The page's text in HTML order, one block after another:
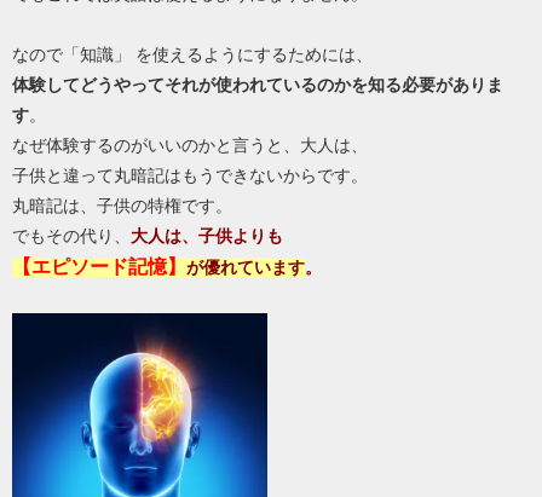
なので「知識」 を使えるようにするためには、
体験してどうやってそれが使われているのかを知る必要がありま
す。
なぜ体験するのがいいのかと言うと、大人は、
子供と違って丸暗記はもうできないからです。
丸暗記は、子供の特権です。
でもその代り、 大人は、子供よりも
【エピソード記憶】 が優れています。